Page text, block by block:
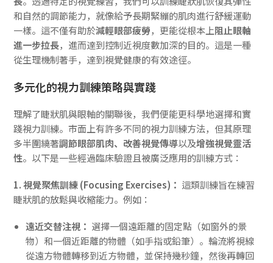
和自然的調節能力，就像給予長期緊繃的肌肉進行舒緩運動
一樣。這不僅有助於減輕眼部疲勞，更能從根本上阻止眼軸
進一步拉長，進而達到控制近視度數加深的目的。這是一種
從生理機制著手，達到視覺健康的有效途徑。
多元化的視力訓練策略與實踐
理解了睫狀肌與眼軸的關聯後，我們便能更科學地選擇和實
踐視力訓練。市面上有許多不同的視力訓練方法，但其原理
多半圍繞著調節眼部肌肉、改善視覺傳導以及增強視覺靈活
性。以下是一些經過臨床驗證且被廣泛應用的訓練方式：
1. 視覺聚焦訓練 (Focusing Exercises)： 這類訓練旨在練習
睫狀肌的放鬆與收縮能力。例如：
遠近交替注視： 選擇一個遠距離的固定點（如窗外的景
物）和一個近距離的物體（如手指或鉛筆）。輪流將視線
從遠方物體轉移到近方物體，並保持幾秒鐘，然後再轉回